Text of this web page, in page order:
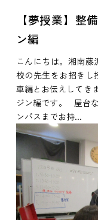
【夢授業】整
ン編
こんにちは。湘南
校の先生をお招きし
車編とお伝えしてき
ジン編です。 屋台
ンパスまでお持...